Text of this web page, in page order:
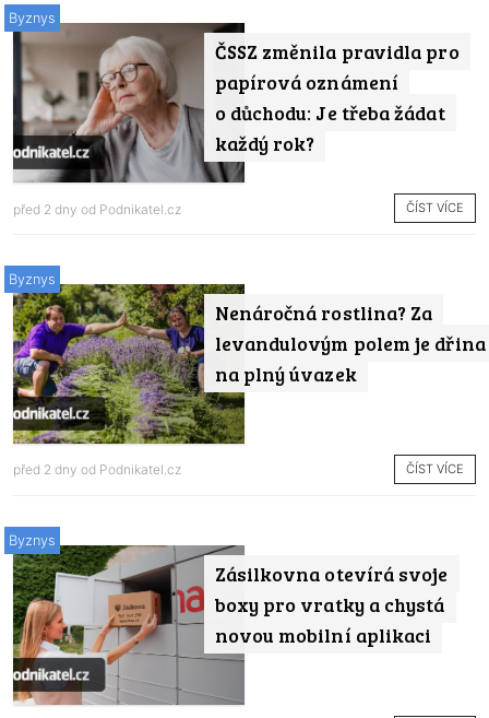
ČSSZ změnila pravidla pro
papírová oznámení
o důchodu: Je třeba žádat
každý rok?
Byznys
před 2 dny od Podnikatel.cz ČÍST VÍCE
Nenáročná rostlina? Za
levandulovým polem je dřina
na plný úvazek
Byznys
před 2 dny od Podnikatel.cz ČÍST VÍCE
Zásilkovna otevírá svoje
boxy pro vratky a chystá
novou mobilní aplikaci
Byznys